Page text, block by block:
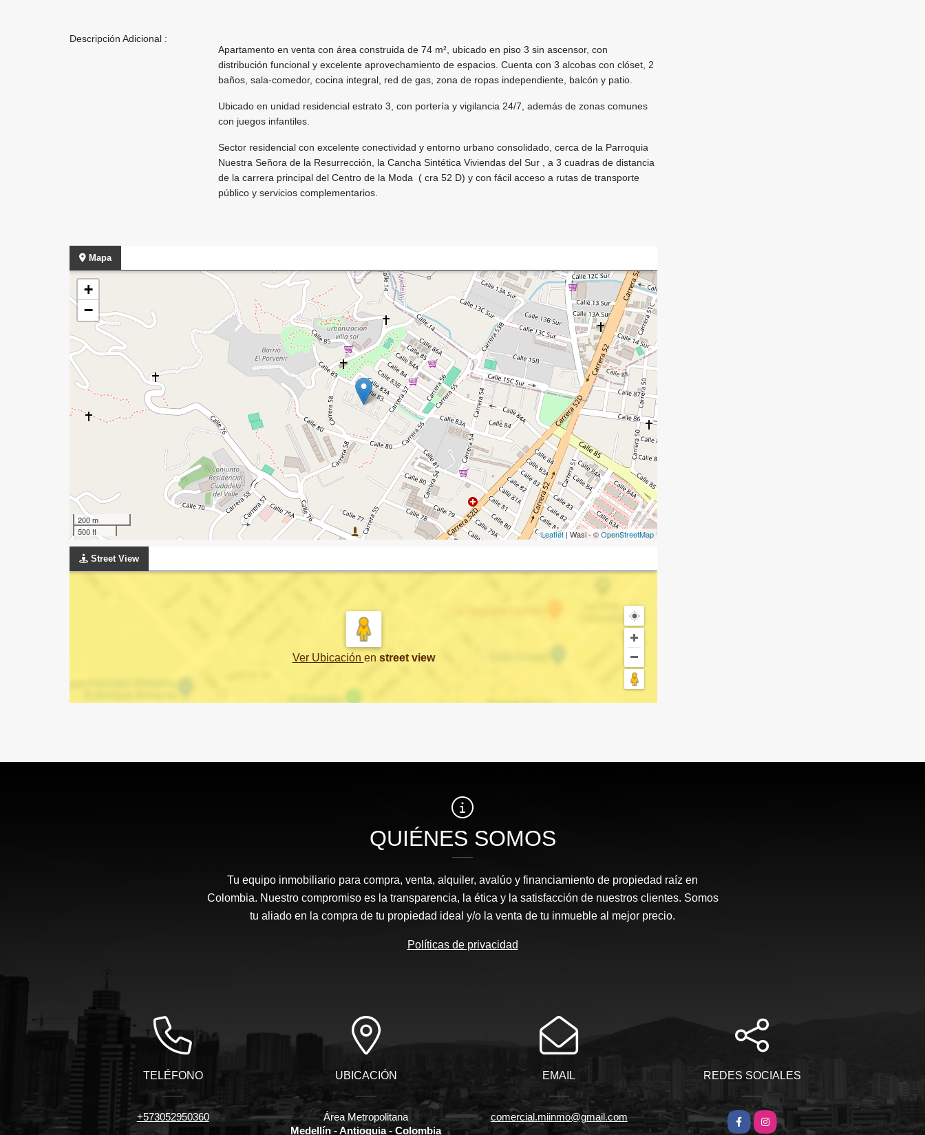
Descripción Adicional :
Apartamento en venta con área construida de 74 m², ubicado en piso 3 sin ascensor, con
distribución funcional y excelente aprovechamiento de espacios. Cuenta con 3 alcobas con clóset, 2
baños, sala-comedor, cocina integral, red de gas, zona de ropas independiente, balcón y patio.
Ubicado en unidad residencial estrato 3, con portería y vigilancia 24/7, además de zonas comunes
con juegos infantiles.
Sector residencial con excelente conectividad y entorno urbano consolidado, cerca de la Parroquia
Nuestra Señora de la Resurrección, la Cancha Sintética Viviendas del Sur , a 3 cuadras de distancia
de la carrera principal del Centro de la Moda ( cra 52 D) y con fácil acceso a rutas de transporte
público y servicios complementarios.
Mapa
+
−
200 m
500 ft
Leaflet | Wasi - ©OpenStreetMap
Street View
Ver Ubicación en street view
QUIÉNES SOMOS
Tu equipo inmobiliario para compra, venta, alquiler, avalúo y financiamiento de propiedad raíz en
Colombia. Nuestro compromiso es la transparencia, la ética y la satisfacción de nuestros clientes. Somos
tu aliado en la compra de tu propiedad ideal y/o la venta de tu inmueble al mejor precio.
Políticas de privacidad
TELÉFONO
+573052950360
UBICACIÓN
Área Metropolitana
Medellín - Antioquia - Colombia
EMAIL
comercial.miinmo@gmail.com
REDES SOCIALES
Facebook
Instagram